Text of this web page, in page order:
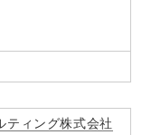
ティング株式会社